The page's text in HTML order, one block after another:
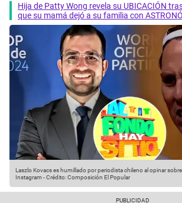
Hija de Patty Wong revela su UBICACIÓN
que su mamá dejó a su familia con
Laszlo Kovacs es humillado por periodista chileno al opinar sobre
Instagram -Crédito: Composición El Popular